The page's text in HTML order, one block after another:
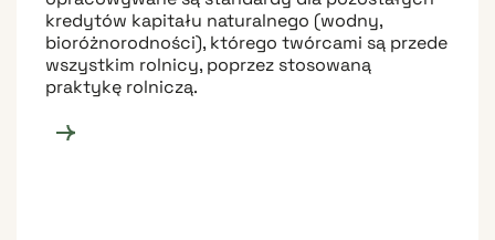
kredytów kapitału naturalnego (wodny,
bioróżnorodności), którego twórcami są przede
wszystkim rolnicy, poprzez stosowaną
praktykę rolniczą.